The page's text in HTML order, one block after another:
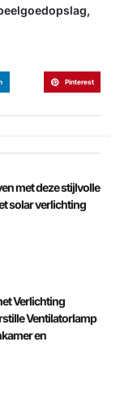
,
Pinterest
met deze stijlvolle
solar verlichting
Verlichting
Ventilatorlamp
en